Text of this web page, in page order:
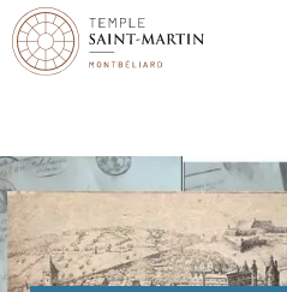
Panneau de gestion des cookies